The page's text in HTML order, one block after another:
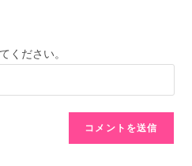
ください。